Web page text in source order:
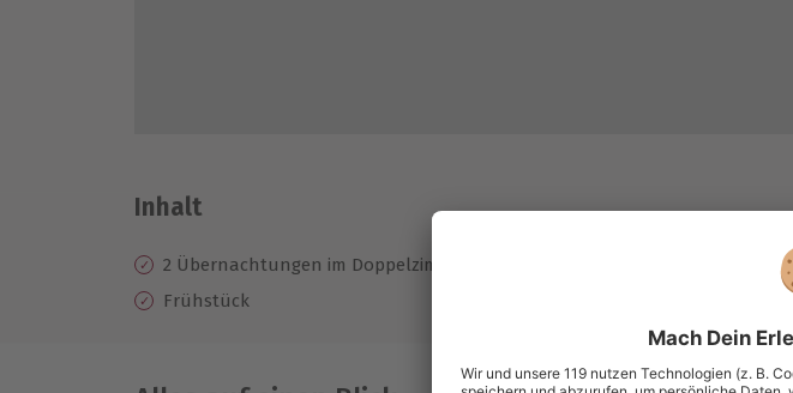
Inhalt
2 Übernachtungen im Doppelzimmer im 4* Hotel Novotel Düsseldorf Airport
Frühstück